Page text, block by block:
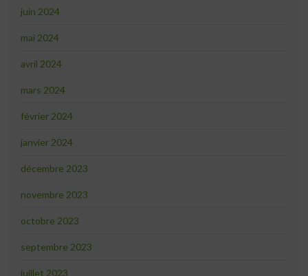
juin 2024
mai 2024
avril 2024
mars 2024
février 2024
janvier 2024
décembre 2023
novembre 2023
octobre 2023
septembre 2023
juillet 2023